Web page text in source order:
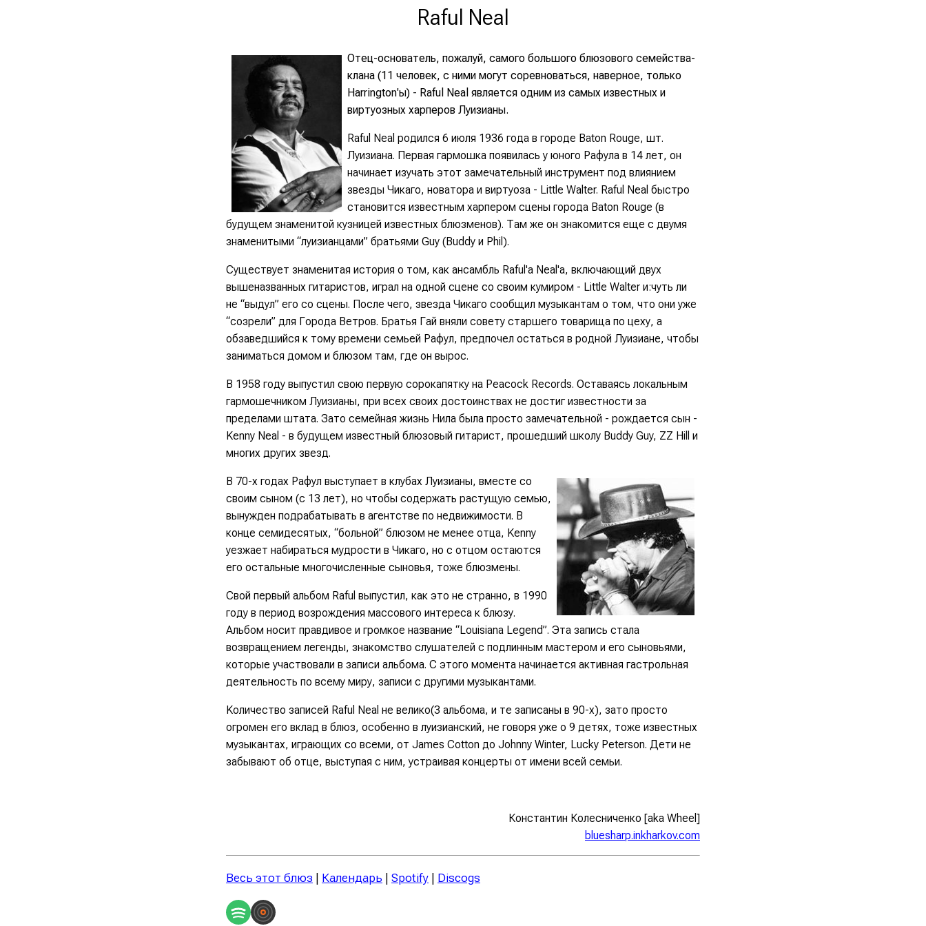
Raful Neal
Отец-основатель, пожалуй, самого большого блюзового семейства-
клана (11 человек, с ними могут соревноваться, наверное, только
Harrington'ы) - Raful Neal является одним из самых известных и
виртуозных харперов Луизианы.
Raful Neal родился 6 июля 1936 года в городе Baton Rouge, шт.
Луизиана. Первая гармошка появилась у юного Рафула в 14 лет, он
начинает изучать этот замечательный инструмент под влиянием
звезды Чикаго, новатора и виртуоза - Little Walter. Raful Neal быстро
становится известным харпером сцены города Baton Rouge (в
будущем знаменитой кузницей известных блюзменов). Там же он знакомится еще с двумя
знаменитыми “луизианцами” братьями Guy (Buddy и Phil).
Существует знаменитая история о том, как ансамбль Raful'а Neal'а, включающий двух
вышеназванных гитаристов, играл на одной сцене со своим кумиром - Little Walter и:чуть ли
не “выдул” его со сцены. После чего, звезда Чикаго сообщил музыкантам о том, что они уже
“созрели” для Города Ветров. Братья Гай вняли совету старшего товарища по цеху, а
обзаведшийся к тому времени семьей Рафул, предпочел остаться в родной Луизиане, чтобы
заниматься домом и блюзом там, где он вырос.
В 1958 году выпустил свою первую сорокапятку на Peacock Records. Оставаясь локальным
гармошечником Луизианы, при всех своих достоинствах не достиг известности за
пределами штата. Зато семейная жизнь Нила была просто замечательной - рождается сын -
Kenny Neal - в будущем известный блюзовый гитарист, прошедший школу Buddy Guy, ZZ Hill и
многих других звезд.
В 70-х годах Рафул выступает в клубах Луизианы, вместе со
своим сыном (с 13 лет), но чтобы содержать растущую семью,
вынужден подрабатывать в агентстве по недвижимости. В
конце семидесятых, “больной” блюзом не менее отца, Kenny
уезжает набираться мудрости в Чикаго, но с отцом остаются
его остальные многочисленные сыновья, тоже блюзмены.
Свой первый альбом Raful выпустил, как это не странно, в 1990
году в период возрождения массового интереса к блюзу.
Альбом носит правдивое и громкое название “Louisiana Legend”. Эта запись стала
возвращением легенды, знакомство слушателей с подлинным мастером и его сыновьями,
которые участвовали в записи альбома. С этого момента начинается активная гастрольная
деятельность по всему миру, записи с другими музыкантами.
Kоличество записей Raful Neal не велико(3 альбома, и те записаны в 90-х), зато просто
огромен его вклад в блюз, особенно в луизианский, не говоря уже о 9 детях, тоже известных
музыкантах, играющих со всеми, от James Cotton до Johnny Winter, Lucky Peterson. Дети не
забывают об отце, выступая с ним, устраивая концерты от имени всей семьи.
Константин Колесниченко [aka Wheel]
bluesharp.inkharkov.com
Весь этот блюз Календарь Spotify Discogs